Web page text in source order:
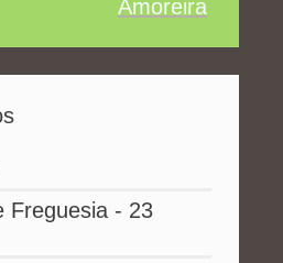
Amoreira
Freguesia - 23